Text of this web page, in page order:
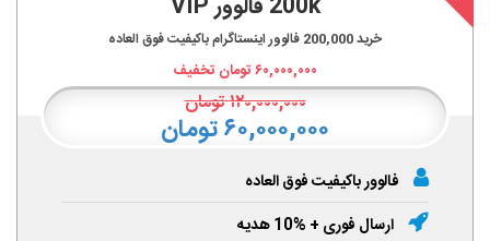
200k فالوور VIP
خرید200,000 فالوور اینستاگرام باکیفیت فوق العاده
۶۰,۰۰۰,۰۰۰تومان تخفیف
۱۲۰,۰۰۰,۰۰۰تومان
۶۰,۰۰۰,۰۰۰ تومان
فالوور باکیفیت فوق العاده
ارسال فوری + %10 هدیه